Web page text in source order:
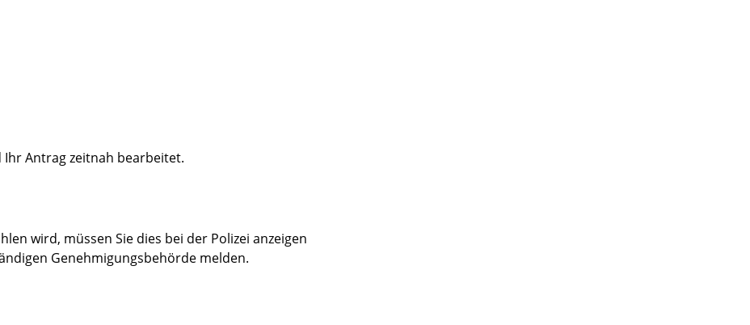
Antrag zeitnah bearbeitet.
wird, müssen Sie dies bei der Polizei anzeigen
Genehmigungsbehörde melden.